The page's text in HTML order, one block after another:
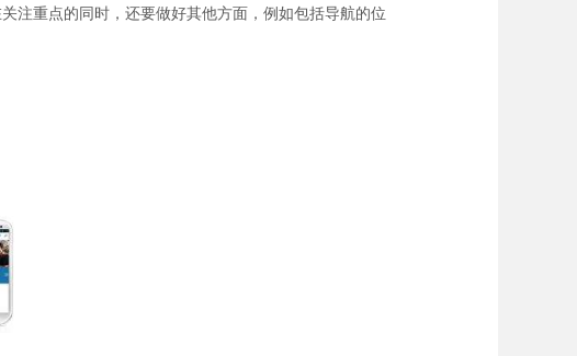
注重点的同时，还要做好其他方面，例如包括导航的位